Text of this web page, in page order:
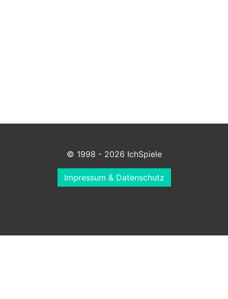
© 1998 - 2026 IchSpiele
Impressum & Datenschutz